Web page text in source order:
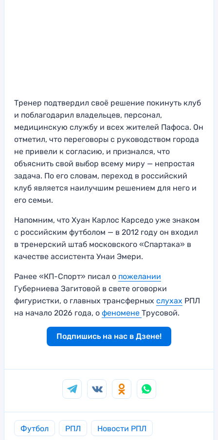
Тренер подтвердил своё решение покинуть клуб
и поблагодарил владельцев, персонал,
медицинскую службу и всех жителей Пафоса. Он
отметил, что переговоры с руководством города
не привели к согласию, и признался, что
объяснить свой выбор всему миру — непростая
задача. По его словам, переход в российский
клуб является наилучшим решением для него и
его семьи.
Напомним, что Хуан Карлос Карседо уже знаком
с российским футболом — в 2012 году он входил
в тренерский штаб московского «Спартака» в
качестве ассистента Унаи Эмери.
Ранее «КП-Спорт» писал о пожелании
Губерниева Загитовой в свете оговорки
фигуристки, о главных трансферных слухах РПЛ
на начало 2026 года, о феномене Трусовой.
Подпишись на нас в Дзене!
Футбол РПЛ Новости РПЛ